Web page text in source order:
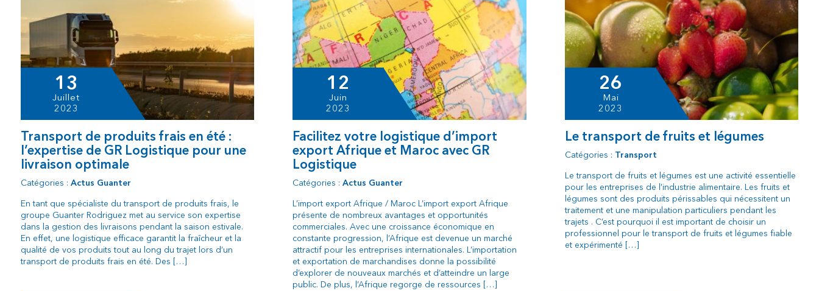
13
Juillet
2023
Transport de produits frais en été :
l’expertise de GR Logistique pour une
livraison optimale
Catégories : Actus Guanter
En tant que spécialiste du transport de produits frais, le
groupe Guanter Rodriguez met au service son expertise
dans la gestion des livraisons pendant la saison estivale.
En effet, une logistique efficace garantit la fraîcheur et la
qualité de vos produits tout au long du trajet lors d’un
transport de produits frais en été. Des […]
12
Juin
2023
Facilitez votre logistique d’import
export Afrique et Maroc avec GR
Logistique
Catégories :Actus Guanter
L’import export Afrique / Maroc L’import export Afrique
présente de nombreux avantages et opportunités
commerciales. Avec une croissance économique en
constante progression, l’Afrique est devenue un marché
attractif pour les entreprises internationales. L’importation
et exportation de marchandises donne la possibilité
d’explorer de nouveaux marchés et d’atteindre un large
public. De plus, l’Afrique regorge de ressources […]
26
Mai
2023
Le transport de fruits et légumes
Catégories : Transport
Le transport de fruits et légumes est une activité essentielle
pour les entreprises de l’industrie alimentaire. Les fruits et
légumes sont des produits périssables qui nécessitent un
traitement et une manipulation particuliers pendant les
trajets . C’est pourquoi il est important de choisir un
professionnel pour le transport de fruits et légumes fiable
et expérimenté […]